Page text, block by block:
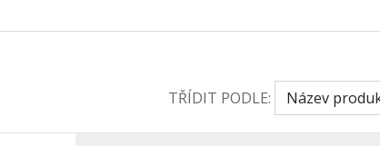
TŘÍDIT PODLE: